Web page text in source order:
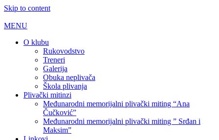
Skip to content
MENU
O klubu
Rukovodstvo
Treneri
Galerija
Obuka neplivača
Škola plivanja
Plivački mitinzi
Međunarodni memorijalni plivački miting “Ana
Čučković”
Međunarodni memorijalni plivački miting ” Srđan i
Maksim”